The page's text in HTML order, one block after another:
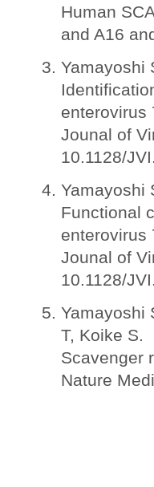
Human
and A16
Yamayoshi
enterovirus
Jounal of
10.1128/
Yamayoshi
Functional
enterovirus
Jounal of
10.1128/
Yamayoshi
T, Koike S.
Scavenger
Nature